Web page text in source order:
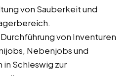
von Sauberkeit und
von Inventuren
Nebenjobs und
Schleswig zur